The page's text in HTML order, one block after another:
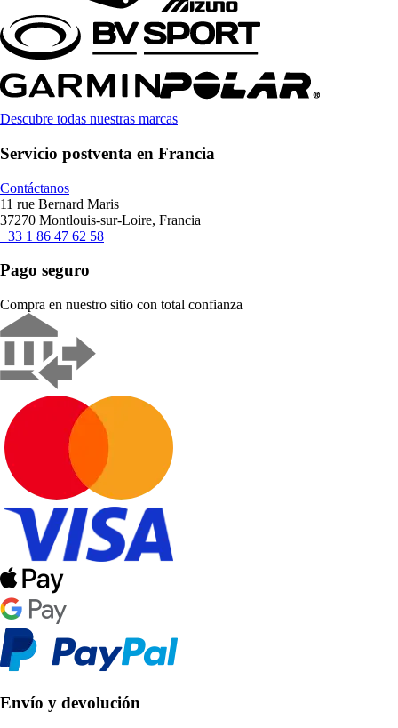
Descubre todas nuestras marcas
Servicio postventa en Francia
Contáctanos
11 rue Bernard Maris
37270 Montlouis-sur-Loire, Francia
+33 1 86 47 62 58
Pago seguro
Compra en nuestro sitio con total confianza
Envío y devolución